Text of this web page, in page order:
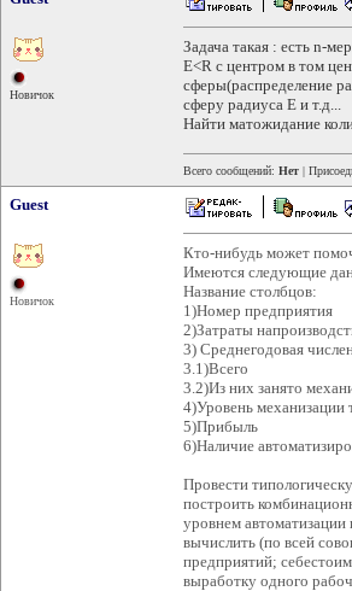
Новичок
Задача такая : есть n-
E<R с центром в том
сферы(распределение
сферу радиуса E и т.д...
Найти матожидание
Всего сообщений: Нет |
Guest
Новичок
Кто-нибудь может
Имеются следующие
Название столбцов:
1)Номер предприятия
2)Затраты
3) Среднегодовая
3.1)Всего
3.2)Из них занято
4)Уровень механизации
5)Прибыль
6)Наличие
Провести
построить
уровнем
вычислить (по всей
предприятий;
выработку одного